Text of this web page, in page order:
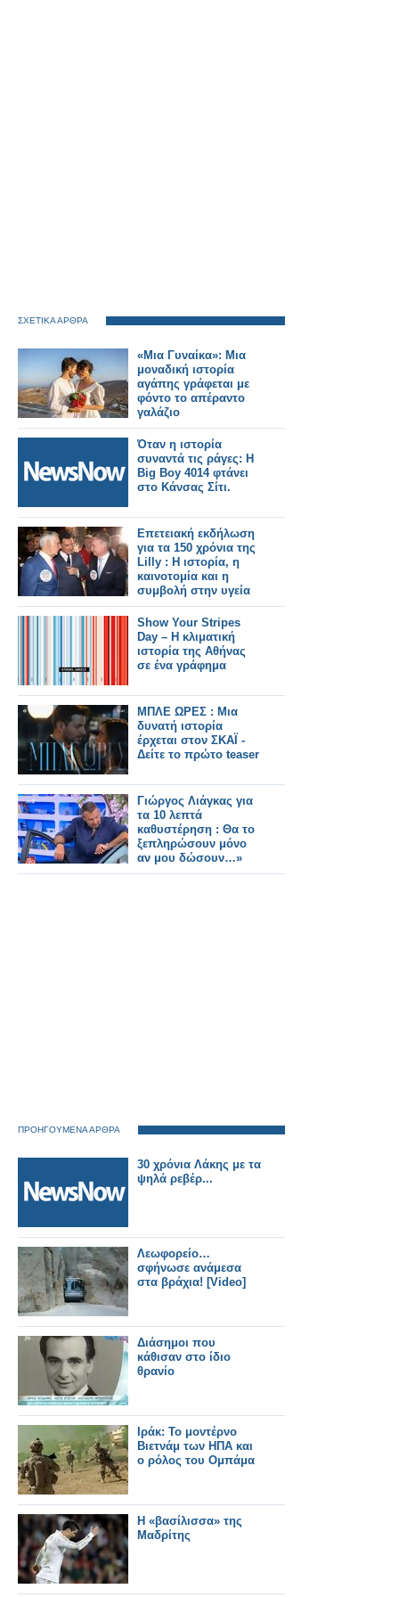
ΣΧΕΤΙΚΑ ΑΡΘΡΑ
«Μια Γυναίκα»: Μια
μοναδική ιστορία
αγάπης γράφεται με
φόντο το απέραντο
γαλάζιο
Όταν η ιστορία
συναντά τις ράγες: Η
Big Boy 4014 φτάνει
στο Κάνσας Σίτι.
Επετειακή εκδήλωση
για τα 150 χρόνια της
Lilly : Η ιστορία, η
καινοτομία και η
συμβολή στην υγεία
Show Your Stripes
Day – Η κλιματική
ιστορία της Αθήνας
σε ένα γράφημα
ΜΠΛΕ ΩΡΕΣ : Μια
δυνατή ιστορία
έρχεται στον ΣΚΑΪ -
Δείτε το πρώτο teaser
Γιώργος Λιάγκας για
τα 10 λεπτά
καθυστέρηση : Θα το
ξεπληρώσουν μόνο
αν μου δώσουν…»
ΠΡΟΗΓΟΥΜΕΝΑ ΑΡΘΡΑ
30 χρόνια Λάκης με τα
ψηλά ρεβέρ...
Λεωφορείο…
σφήνωσε ανάμεσα
στα βράχια! [Video]
Διάσημοι που
κάθισαν στο ίδιο
θρανίο
Ιράκ: Το μοντέρνο
Βιετνάμ των ΗΠΑ και
ο ρόλος του Ομπάμα
Η «βασίλισσα» της
Μαδρίτης